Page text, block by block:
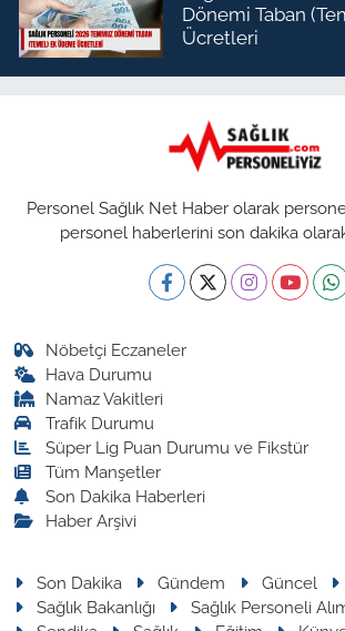
Dönemi Taban
Ücretleri
Personel Sağlık Net Haber olarak
personel haberlerini son dakika
Nöbetçi Eczaneler
Hava Durumu
Namaz Vakitleri
Trafik Durumu
Süper Lig Puan Durumu ve Fikstür
Tüm Manşetler
Son Dakika Haberleri
Haber Arşivi
Son Dakika Gündem Güncel
Sağlık Bakanlığı
Sağlık Personeli